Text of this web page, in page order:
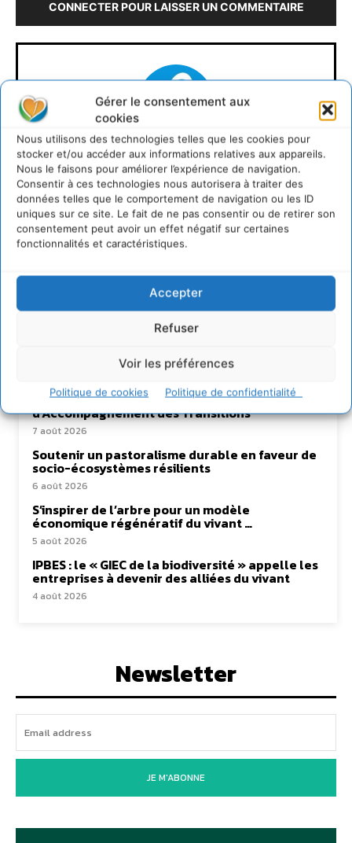
Gérer le consentement aux
cookies
Nous utilisons des technologies telles que les cookies pour
stocker et/ou accéder aux informations relatives aux appareils.
Nous le faisons pour améliorer l’expérience de navigation.
Consentir à ces technologies nous autorisera à traiter des
données telles que le comportement de navigation ou les ID
uniques sur ce site. Le fait de ne pas consentir ou de retirer son
consentement peut avoir un effet négatif sur certaines
fonctionnalités et caractéristiques.
Accepter
Refuser
Voir les préférences
Politique de cookies Politique de confidentialité
CONNECTER POUR LAISSER UN COMMENTAIRE
Rédaction Cdurable
https:/cdurable.info
Lire aussi
Transformer les territoires par le dialogue et la
coopération avec un Commun
d’Accompagnement des Transitions
7 août 2026
Soutenir un pastoralisme durable en faveur de
socio-écosystèmes résilients
6 août 2026
S’inspirer de l’arbre pour un modèle
économique régénératif du vivant …
5 août 2026
IPBES : le « GIEC de la biodiversité » appelle les
entreprises à devenir des alliées du vivant
4 août 2026
Newsletter
JE M'ABONNE